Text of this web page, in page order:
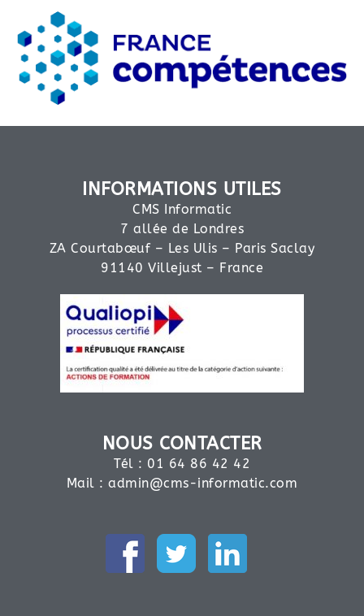
INFORMATIONS UTILES
CMS Informatic
7 allée de Londres
ZA Courtabœuf – Les Ulis – Paris Saclay
91140 Villejust – France
NOUS CONTACTER
Tél : 01 64 86 42 42
Mail :admin@cms-informatic.com